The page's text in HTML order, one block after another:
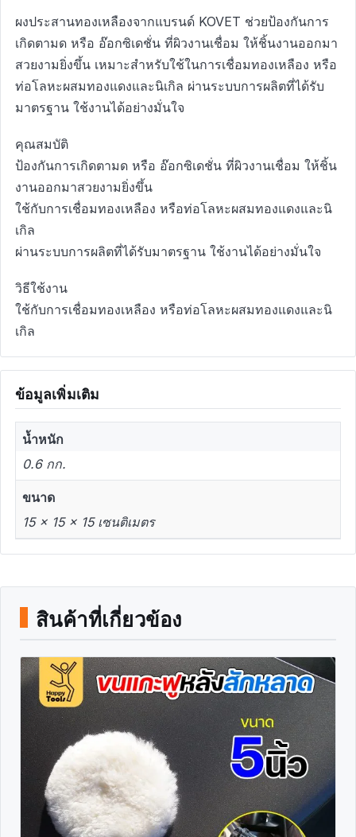
ผงประสานทองเหลืองจากแบรนด์ KOVET ช่วยป้องกันการ
เกิดตามด หรือ อ๊อกซิเดชั่น ที่ผิวงานเชื่อม ให้ชิ้นงานออกมา
สวยงามยิ่งขึ้น เหมาะสำหรับใช้ในการเชื่อมทองเหลือง หรือ
ท่อโลหะผสมทองแดงและนิเกิล ผ่านระบบการผลิตที่ได้รับ
มาตรฐาน ใช้งานได้อย่างมั่นใจ
คุณสมบัติ
ป้องกันการเกิดตามด หรือ อ๊อกซิเดชั่น ที่ผิวงานเชื่อม ให้ชิ้น
งานออกมาสวยงามยิ่งขึ้น
ใช้กับการเชื่อมทองเหลือง หรือท่อโลหะผสมทองแดงและนิ
เกิล
ผ่านระบบการผลิตที่ได้รับมาตรฐาน ใช้งานได้อย่างมั่นใจ
วิธีใช้งาน
ใช้กับการเชื่อมทองเหลือง หรือท่อโลหะผสมทองแดงและนิ
เกิล
ข้อมูลเพิ่มเติม
น้ำหนัก
0.6 กก.
ขนาด
15 × 15 × 15 เซนติเมตร
สินค้าที่เกี่ยวข้อง